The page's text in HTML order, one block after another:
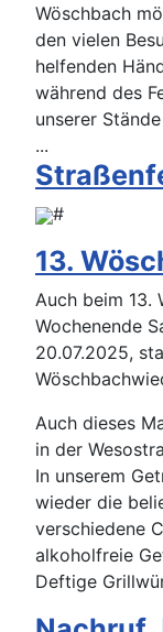
Wöschbach
den vielen
helfenden
während des
unserer
...
#
13.
Auch beim 13.
Wochenende
20.07.2025,
Auch dieses
in der
In unserem
wieder die
verschiedene
alkoholfreie
Deftige